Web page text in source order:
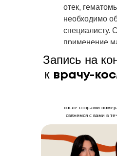
отек,
необходимо
специалисту.
применение
недопустимо.
Запись на
к врачу-
после отправки
свяжемся с вами в